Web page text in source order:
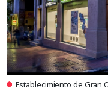
Establecimiento de Gran